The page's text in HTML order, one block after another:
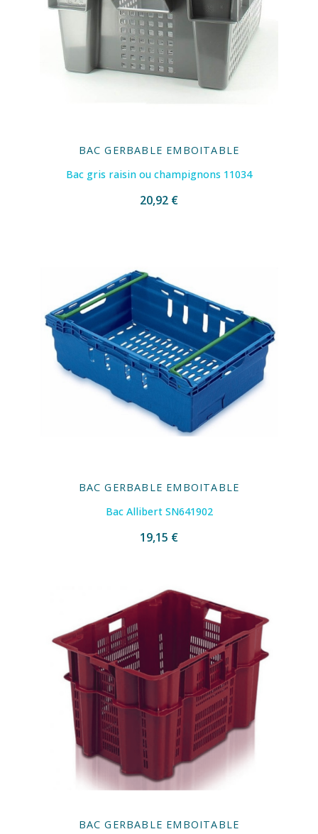
BAC GERBABLE EMBOITABLE
Bac gris raisin ou champignons 11034
20,92 €
BAC GERBABLE EMBOITABLE
Bac Allibert SN641902
19,15 €
BAC GERBABLE EMBOITABLE